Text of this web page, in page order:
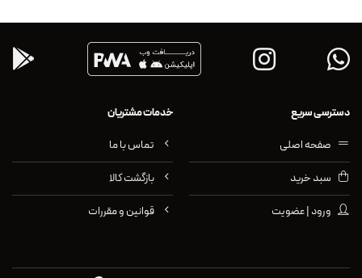
دسترسی سریع
صفحه اصلی
سبد خرید
ورود | عضویت
خدمات مشتریان
تماس با ما
بازگشت کالا
قوانین و مقررات